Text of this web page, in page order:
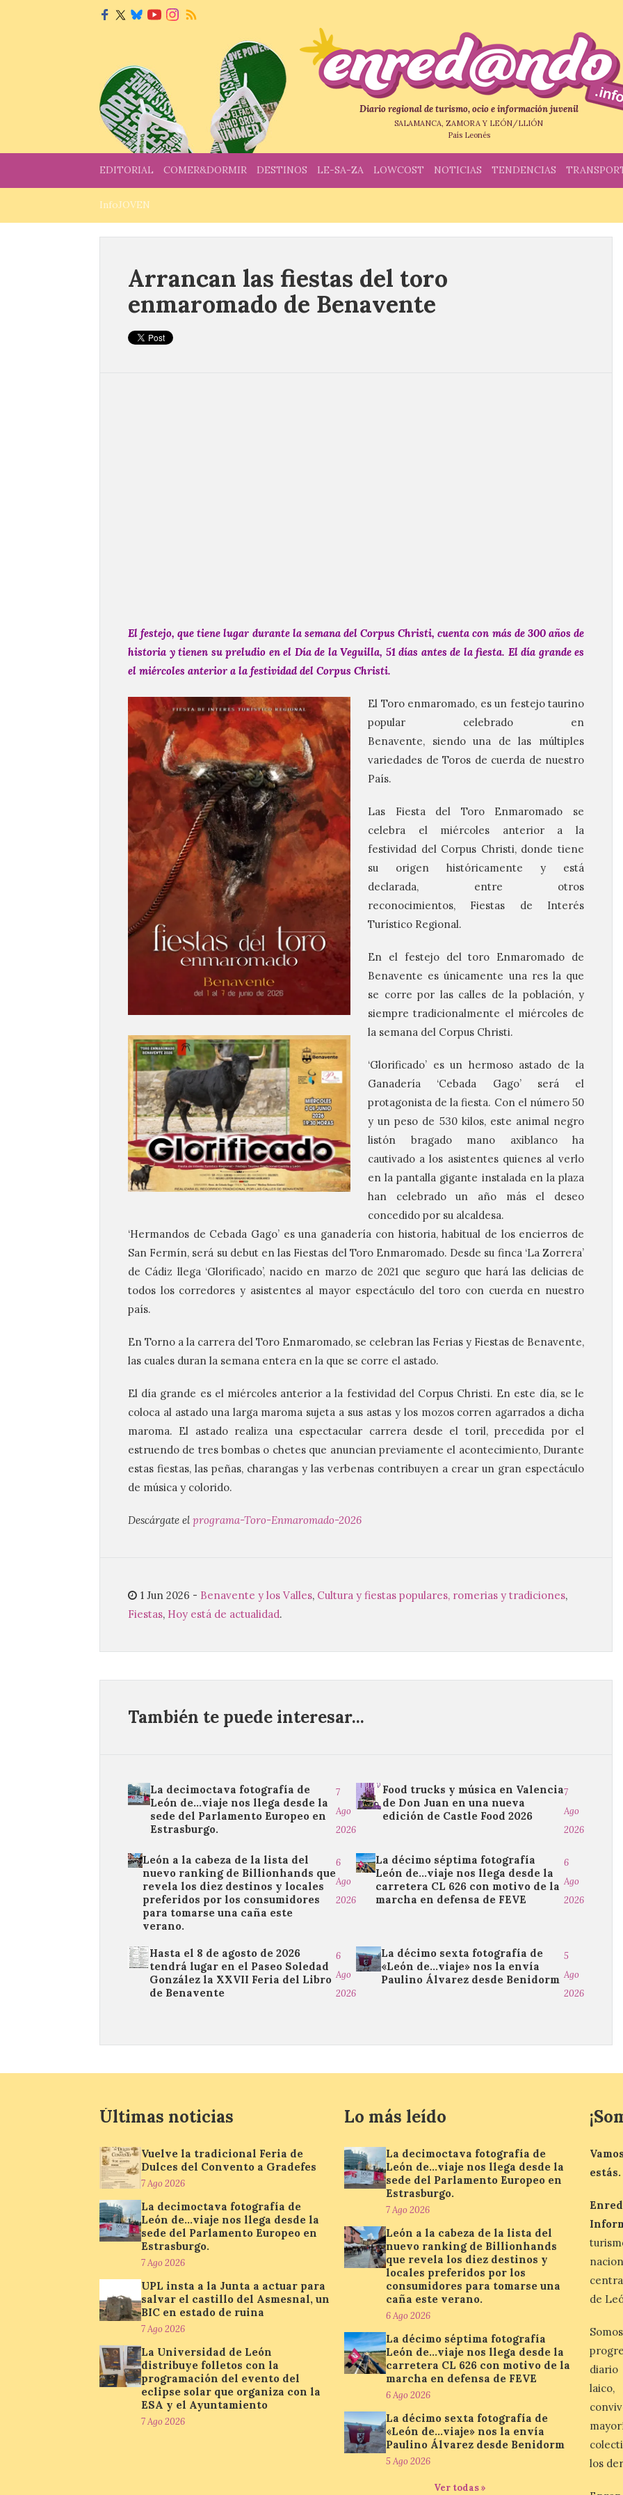
Diario regional de turismo, ocio e información juvenil
SALAMANCA, ZAMORA Y LEÓN/LLIÓN
País Leonés
EDITORIAL COMER&DORMIR DESTINOS LE-SA-ZA LOWCOST NOTICIAS TENDENCIAS
InfoJOVEN
Arrancan las fiestas del toro
enmaromado de Benavente
El festejo, que tiene lugar durante la semana del Corpus Christi, cuenta con más de 300 años de
historia y tienen su preludio en el Día de la Veguilla, 51 días antes de la fiesta. El día grande es
el miércoles anterior a la festividad del Corpus Christi.
El Toro enmaromado, es un festejo taurino
popular celebrado en
Benavente, siendo una de las múltiples
variedades de Toros de cuerda de nuestro
País.
Las Fiesta del Toro Enmaromado se
celebra el miércoles anterior a la
festividad del Corpus Christi, donde tiene
su origen históricamente y está
declarada, entre otros
reconocimientos, Fiestas de Interés
Turístico Regional.
En el festejo del toro Enmaromado de
Benavente es únicamente una res la que
se corre por las calles de la población, y
siempre tradicionalmente el miércoles de
la semana del Corpus Christi.
‘Glorificado’ es un hermoso astado de la
Ganadería ‘Cebada Gago’ será el
protagonista de la fiesta. Con el número 50
y un peso de 530 kilos, este animal negro
listón bragado mano axiblanco ha
cautivado a los asistentes quienes al verlo
en la pantalla gigante instalada en la plaza
han celebrado un año más el deseo
concedido por su alcaldesa.
‘Hermandos de Cebada Gago’ es una ganadería con historia, habitual de los encierros de
San Fermín, será su debut en las Fiestas del Toro Enmaromado. Desde su finca ‘La Zorrera’
de Cádiz llega ‘Glorificado’, nacido en marzo de 2021 que seguro que hará las delicias de
todos los corredores y asistentes al mayor espectáculo del toro con cuerda en nuestro
país.
En Torno a la carrera del Toro Enmaromado, se celebran las Ferias y Fiestas de Benavente,
las cuales duran la semana entera en la que se corre el astado.
El día grande es el miércoles anterior a la festividad del Corpus Christi. En este día, se le
coloca al astado una larga maroma sujeta a sus astas y los mozos corren agarrados a dicha
maroma. El astado realiza una espectacular carrera desde el toril, precedida por el
estruendo de tres bombas o chetes que anuncian previamente el acontecimiento, Durante
estas fiestas, las peñas, charangas y las verbenas contribuyen a crear un gran espectáculo
de música y colorido.
Descárgate el programa-Toro-Enmaromado-2026
1 Jun 2026 - Benavente y los Valles, Cultura y fiestas populares, romerias y tradiciones,
Fiestas, Hoy está de actualidad.
También te puede interesar...
La decimoctava fotografía de
León de…viaje nos llega desde la
sede del Parlamento Europeo en
Estrasburgo.
7
Ago
2026
Food trucks y música en Valencia
de Don Juan en una nueva
edición de Castle Food 2026
7
Ago
2026
León a la cabeza de la lista del
nuevo ranking de Billionhands que
revela los diez destinos y locales
preferidos por los consumidores
para tomarse una caña este
verano.
6
Ago
2026
La décimo séptima fotografía
León de…viaje nos llega desde la
carretera CL 626 con motivo de la
marcha en defensa de FEVE
6
Ago
2026
Hasta el 8 de agosto de 2026
tendrá lugar en el Paseo Soledad
González la XXVII Feria del Libro
de Benavente
6
Ago
2026
La décimo sexta fotografía de
«León de…viaje» nos la envía
Paulino Álvarez desde Benidorm
5
Ago
2026
Últimas noticias
Vuelve la tradicional Feria de
Dulces del Convento a Gradefes
7 Ago 2026
La decimoctava fotografía de
León de…viaje nos llega desde la
sede del Parlamento Europeo en
Estrasburgo.
7 Ago 2026
UPL insta a la Junta a actuar para
salvar el castillo del Asmesnal, un
BIC en estado de ruina
7 Ago 2026
La Universidad de León
distribuye folletos con la
programación del evento del
eclipse solar que organiza con la
ESA y el Ayuntamiento
7 Ago 2026
Lo más leído
La decimoctava fotografía de
León de…viaje nos llega desde la
sede del Parlamento Europeo en
Estrasburgo.
7 Ago 2026
León a la cabeza de la lista del
nuevo ranking de Billionhands
que revela los diez destinos y
locales preferidos por los
consumidores para tomarse una
caña este verano.
6 Ago 2026
La décimo séptima fotografía
León de…viaje nos llega desde la
carretera CL 626 con motivo de la
marcha en defensa de FEVE
6 Ago 2026
La décimo sexta fotografía de
«León de…viaje» nos la envía
Paulino Álvarez desde Benidorm
5 Ago 2026
Ver todas »
estás.
de
diario
los